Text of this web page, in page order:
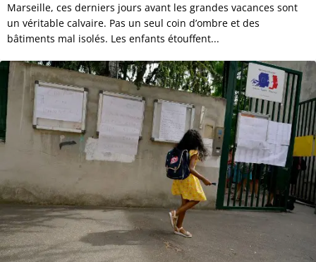
Marseille, ces derniers jours avant les grandes vacances sont
un véritable calvaire. Pas un seul coin d’ombre et des
bâtiments mal isolés. Les enfants étouffent...